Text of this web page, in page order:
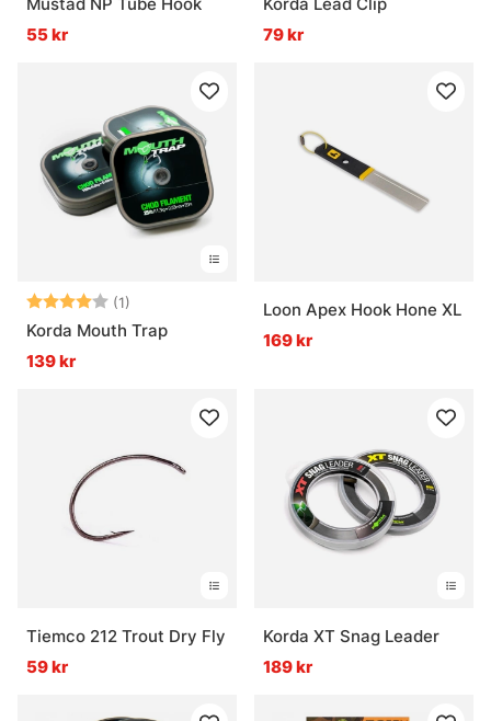
55 kr
79 kr
Betyg: (1)
4.0 utav 5 stjärnor
Korda Mouth Trap
139 kr
Loon Apex Hook Hone XL
169 kr
Tiemco 212 Trout Dry Fly
59 kr
Korda XT Snag Leader
189 kr